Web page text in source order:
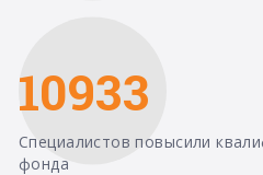
10933
Специалистов повысили
фонда